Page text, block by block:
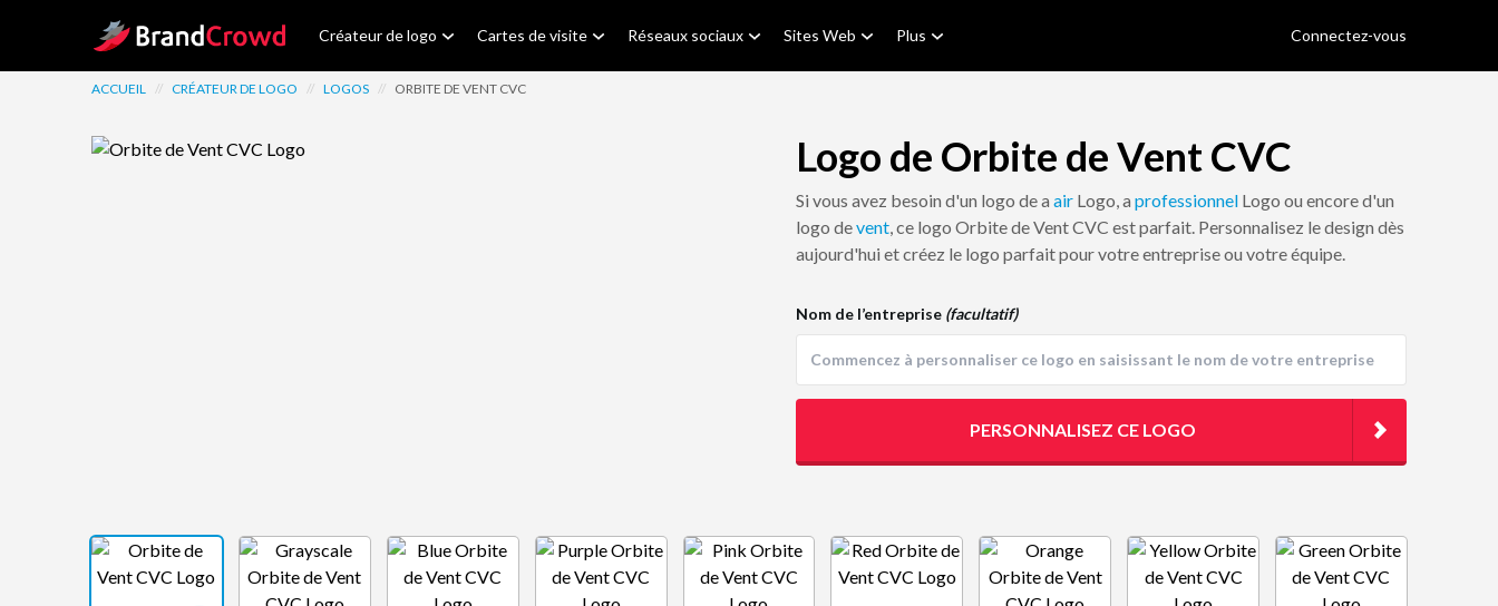
Site Logo Créateur de logo Cartes de visite Réseaux sociaux Sites Web Plus Connectez-vous
ACCUEIL // CRÉATEUR DE LOGO // LOGOS // ORBITE DE VENT CVC
Logo de Orbite de Vent CVC
Si vous avez besoin d'un logo de a air Logo, a professionnel Logo ou encore d'un
logo devent, ce logo Orbite de Vent CVC est parfait. Personnalisez le design dès
aujourd'hui et créez le logo parfait pour votre entreprise ou votre équipe.
Nom de l’entreprise (facultatif)
PERSONNALISEZ CE LOGO